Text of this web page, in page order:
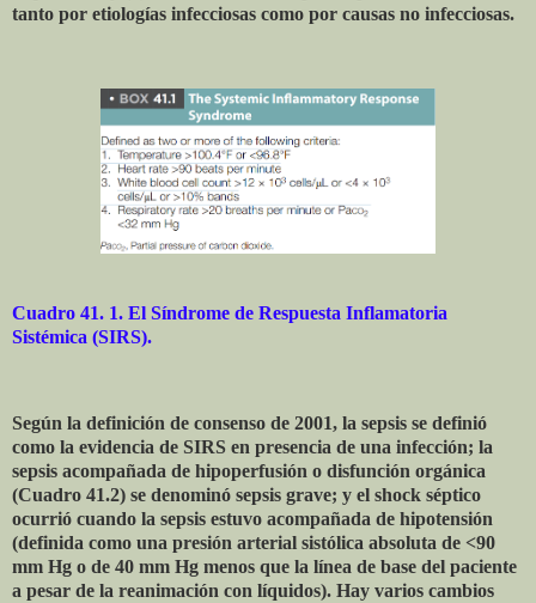
tanto por etiologías infecciosas como por causas no infecciosas.
Cuadro 41. 1. El Síndrome de Respuesta Inflamatoria
Sistémica (SIRS).
Según la definición de consenso de 2001, la sepsis se definió
como la evidencia de SIRS en presencia de una infección; la
sepsis acompañada de hipoperfusión o disfunción orgánica
(Cuadro 41.2) se denominó sepsis grave; y el shock séptico
ocurrió cuando la sepsis estuvo acompañada de hipotensión
(definida como una presión arterial sistólica absoluta de <90
mm Hg o de 40 mm Hg menos que la línea de base del paciente
a pesar de la reanimación con líquidos). Hay varios cambios